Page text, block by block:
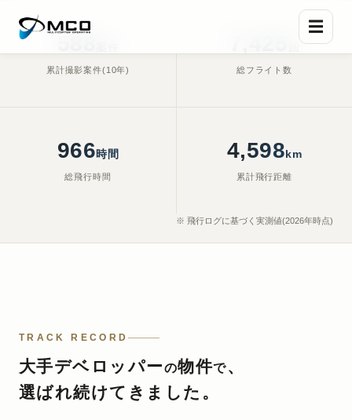
☰
Shot on Hasselblad — Nagoya , Feb. 19, 2026, 5:22 p.m.
累計撮影案件(10年) 総フライト数
966時間
総飛行時間
4,598km
累計飛行距離
※ 飛行ログに基づく実測値(2026年時点)
TRACK RECORD
大手デベロッパーの物件で、
選ばれ続けてきました。